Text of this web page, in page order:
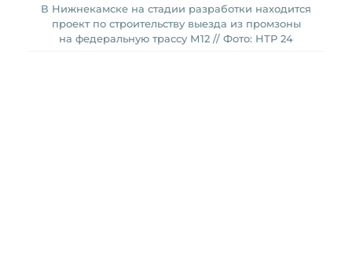
В Нижнекамске на стадии разработки находится
проект по строительству выезда из промзоны
на федеральную трассу М12 // Фото: НТР 24